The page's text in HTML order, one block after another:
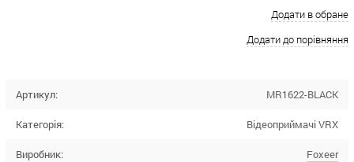
Додати в обране
Додати до порівняння
Артикул: MR1622-BLACK
Категорія: Відеоприймачі VRX
Виробник: Foxeer